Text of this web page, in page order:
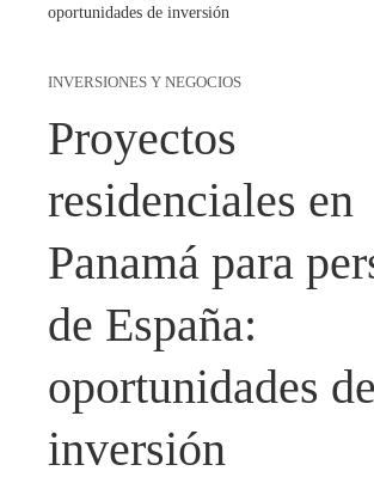
oportunidades de inversión
INVERSIONES Y NEGOCIOS
Proyectos
residenciales en
Panamá para
de España:
oportunidades de
inversión